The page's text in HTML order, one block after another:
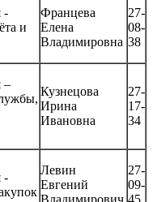
-
и
Францева
Елена
Владимировна
27-
08-
38
–
Кузнецова
Ирина
Ивановна
27-
17-
34
-
Левин
Евгений
27-
09-